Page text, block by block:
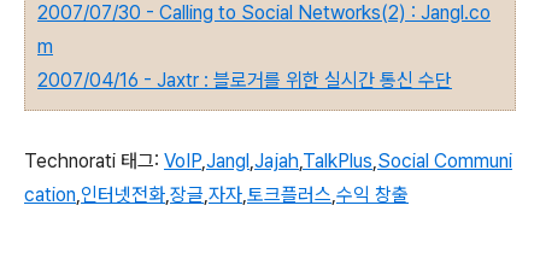
2007/07/30 - Calling to Social Networks(2) : Jangl.co
m
2007/04/16 - Jaxtr : 블로거를 위한 실시간 통신 수단
Technorati 태그: VoIP,Jangl,Jajah,TalkPlus,Social Communi
cation,인터넷전화,장글,자자,토크플러스,수익 창출